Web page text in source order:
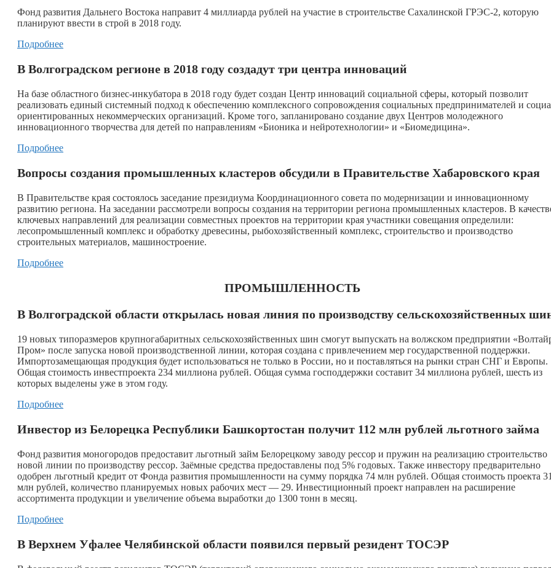
Фонд развития Дальнего Востока направит 4 миллиарда рублей на участие в строительстве Сахалинской ГРЭС-2, которую
планируют ввести в строй в 2018 году.
Подробнее
В Волгоградском регионе в 2018 году создадут три центра инноваций
На базе областного бизнес-инкубатора в 2018 году будет создан Центр инноваций социальной сферы, который позволит
реализовать единый системный подход к обеспечению комплексного сопровождения социальных предпринимателей и
ориентированных некоммерческих организаций. Кроме того, запланировано создание двух Центров молодежного
инновационного творчества для детей по направлениям «Бионика и нейротехнологии» и «Биомедицина».
Подробнее
Вопросы создания промышленных кластеров обсудили в Правительстве Хабаровского края
В Правительстве края состоялось заседание президиума Координационного совета по модернизации и инновационному
развитию региона. На заседании рассмотрели вопросы создания на территории региона промышленных кластеров. В
ключевых направлений для реализации совместных проектов на территории края участники совещания определили:
лесопромышленный комплекс и обработку древесины, рыбохозяйственный комплекс, строительство и производство
строительных материалов, машиностроение.
Подробнее
ПРОМЫШЛЕННОСТЬ
В Волгоградской области открылась новая линия по производству сельскохозяйственных
19 новых типоразмеров крупногабаритных сельскохозяйственных шин смогут выпускать на волжском предприятии
Пром» после запуска новой производственной линии, которая создана с привлечением мер государственной поддержки.
Импортозамещающая продукция будет использоваться не только в России, но и поставляться на рынки стран СНГ и Европы.
Общая стоимость инвестпроекта 234 миллиона рублей. Общая сумма господдержки составит 34 миллиона рублей, шесть из
которых выделены уже в этом году.
Подробнее
Инвестор из Белорецка Республики Башкортостан получит 112 млн рублей льготного займа
Фонд развития моногородов предоставит льготный займ Белорецкому заводу рессор и пружин на реализацию строительство
новой линии по производству рессор. Заёмные средства предоставлены под 5% годовых. Также инвестору предварительно
одобрен льготный кредит от Фонда развития промышленности на сумму порядка 74 млн рублей. Общая стоимость проекта
млн рублей, количество планируемых новых рабочих мест — 29. Инвестиционный проект направлен на расширение
ассортимента продукции и увеличение объема выработки до 1300 тонн в месяц.
Подробнее
В Верхнем Уфалее Челябинской области появился первый резидент ТОСЭР